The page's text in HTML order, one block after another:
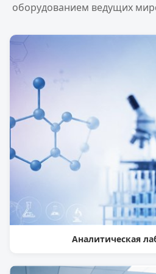
оборудованием ведущих
Аналитическая